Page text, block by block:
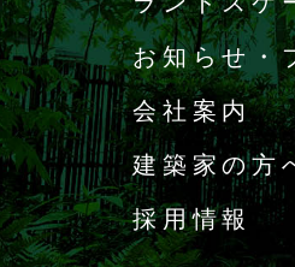
お知らせ・
会社案内
建築家の方
採用情報